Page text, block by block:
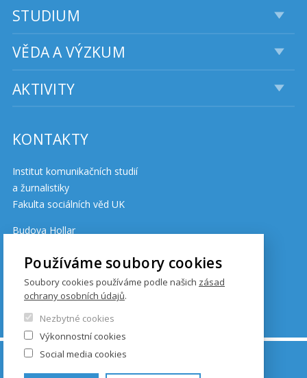
STUDIUM
VĚDA A VÝZKUM
AKTIVITY
KONTAKTY
Institut komunikačních studií
a žurnalistiky
Fakulta sociálních věd UK
Budova Hollar
110 01 Praha 1
Cookies
Používáme soubory cookies
Soubory cookies používáme podle našich zásad
ochrany osobních údajů.
Nezbytné cookies
Výkonnostní cookies
Social media cookies